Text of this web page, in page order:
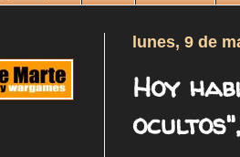
lunes, 9 de
Hoy